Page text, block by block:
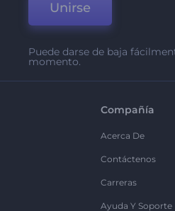
Unirse
Puede darse de baja
momento.
Compañía
Acerca De
Contáctenos
Carreras
Ayuda Y Soporte